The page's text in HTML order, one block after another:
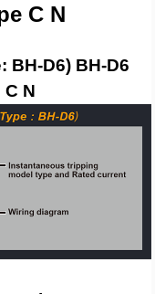
C N
BH-D6) BH-D6
C N